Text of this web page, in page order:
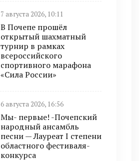
7 августа 2026, 10:11
В Почепе прошёл
открытый шахматный
турнир в рамках
всероссийского
спортивного марафона
«Сила России»
6 августа 2026, 16:56
Мы- первые! -Почепский
народный ансамбль
песни — Лауреат I степени
областного фестиваля-
конкурса